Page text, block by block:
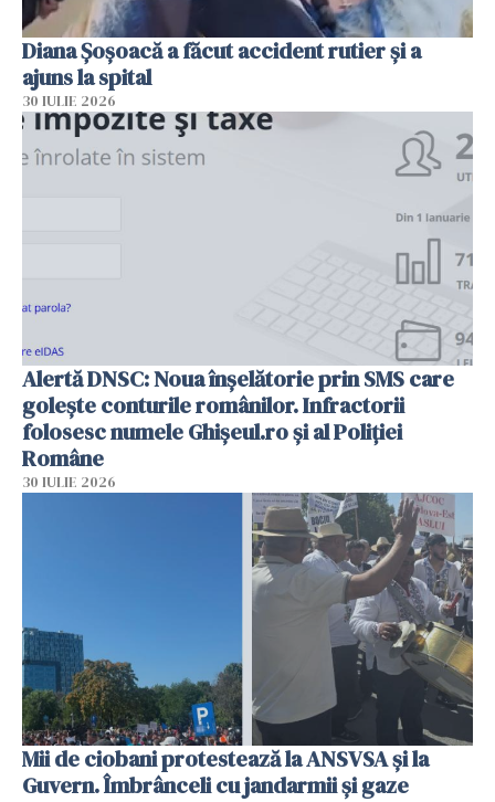
Diana Șoșoacă a făcut accident rutier și a
ajuns la spital
30 IULIE 2026
Alertă DNSC: Noua înșelătorie prin SMS care
golește conturile românilor. Infractorii
folosesc numele Ghișeul.ro și al Poliției
Române
30 IULIE 2026
Mii de ciobani protestează la ANSVSA și la
Guvern. Îmbrânceli cu jandarmii și gaze